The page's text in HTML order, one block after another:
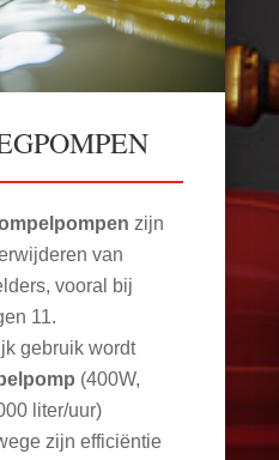
zijn
van
vooral bij
11.
gebruik wordt
(400W,
liter/uur)
zijn efficiëntie